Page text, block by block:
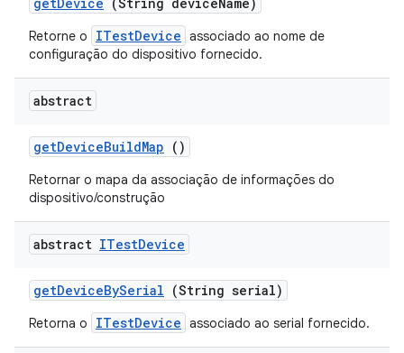
Retorne o ITestDevice associado ao nome de
configuração do dispositivo fornecido.
abstract
getDeviceBuildMap ()
Retornar o mapa da associação de informações do
dispositivo/construção
abstract ITestDevice
getDeviceBySerial (String serial)
Retorna o ITestDevice associado ao serial fornecido.